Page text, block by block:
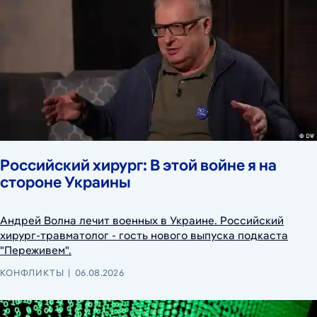
Российский хирург: В этой войне я на
стороне Украины
Андрей Волна лечит военных в Украине. Российский
хирург-травматолог - гость нового выпуска подкаста
"Переживем".
КОНФЛИКТЫ 06.08.2026